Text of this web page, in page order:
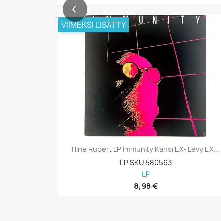
Hine Rubert LP Immunity Kansi EX- Levy EX...
LP SKU 580563
LP
8,98 €
VIIMEKSI LISÄTTY